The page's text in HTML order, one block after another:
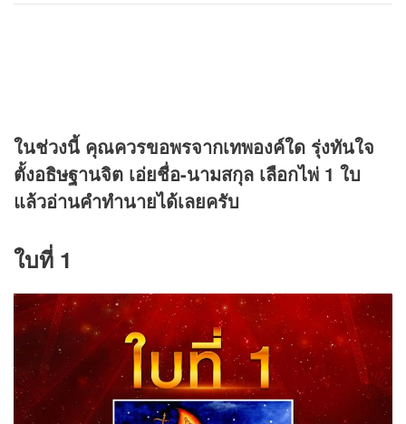
ในช่วงนี้ คุณควรขอพรจากเทพองค์ใด รุ่งทันใจ
ตั้งอธิษฐานจิต เอ่ยชื่อ-นามสกุล เลือกไพ่ 1 ใบ
แล้วอ่านคำทำนายได้เลยครับ
ใบที่ 1